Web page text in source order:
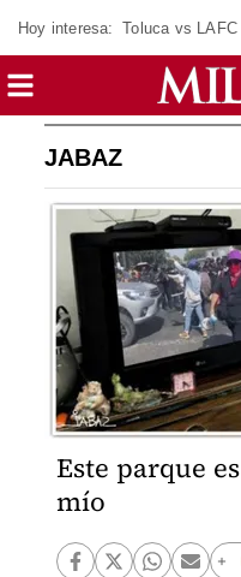
Hoy interesa: Toluca vs LAFC
JABAZ
Este parque es
mío